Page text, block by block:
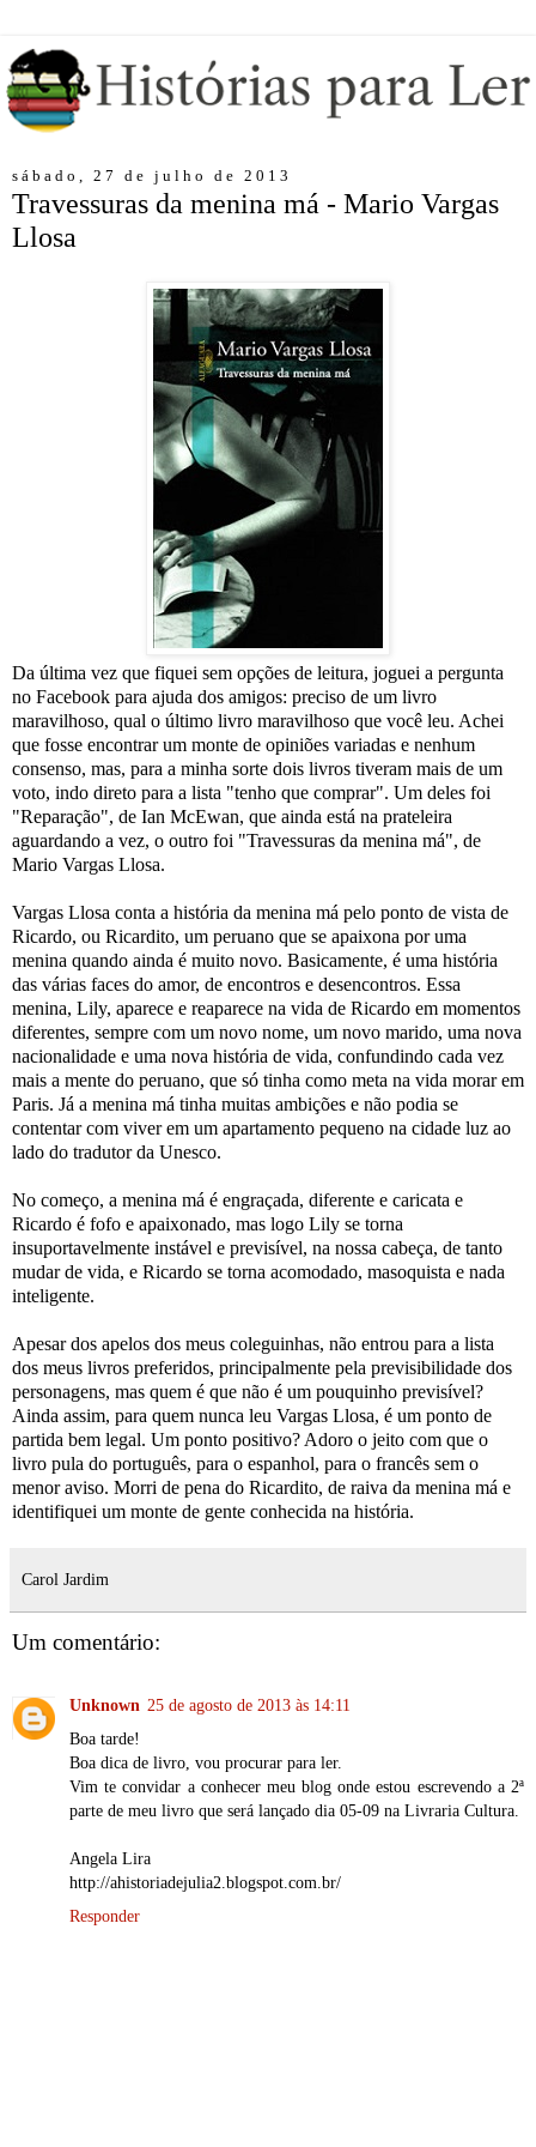
sábado, 27 de julho de 2013
Travessuras da menina má - Mario Vargas
Llosa
Da última vez que fiquei sem opções de leitura, joguei a pergunta
no Facebook para ajuda dos amigos: preciso de um livro
maravilhoso, qual o último livro maravilhoso que você leu. Achei
que fosse encontrar um monte de opiniões variadas e nenhum
consenso, mas, para a minha sorte dois livros tiveram mais de um
voto, indo direto para a lista "tenho que comprar". Um deles foi
"Reparação", de Ian McEwan, que ainda está na prateleira
aguardando a vez, o outro foi "Travessuras da menina má", de
Mario Vargas Llosa.
Vargas Llosa conta a história da menina má pelo ponto de vista de
Ricardo, ou Ricardito, um peruano que se apaixona por uma
menina quando ainda é muito novo. Basicamente, é uma história
das várias faces do amor, de encontros e desencontros. Essa
menina, Lily, aparece e reaparece na vida de Ricardo em momentos
diferentes, sempre com um novo nome, um novo marido, uma nova
nacionalidade e uma nova história de vida, confundindo cada vez
mais a mente do peruano, que só tinha como meta na vida morar em
Paris. Já a menina má tinha muitas ambições e não podia se
contentar com viver em um apartamento pequeno na cidade luz ao
lado do tradutor da Unesco.
No começo, a menina má é engraçada, diferente e caricata e
Ricardo é fofo e apaixonado, mas logo Lily se torna
insuportavelmente instável e previsível, na nossa cabeça, de tanto
mudar de vida, e Ricardo se torna acomodado, masoquista e nada
inteligente.
Apesar dos apelos dos meus coleguinhas, não entrou para a lista
dos meus livros preferidos, principalmente pela previsibilidade dos
personagens, mas quem é que não é um pouquinho previsível?
Ainda assim, para quem nunca leu Vargas Llosa, é um ponto de
partida bem legal. Um ponto positivo? Adoro o jeito com que o
livro pula do português, para o espanhol, para o francês sem o
menor aviso. Morri de pena do Ricardito, de raiva da menina má e
identifiquei um monte de gente conhecida na história.
Carol Jardim
Um comentário:
Unknown 25 de agosto de 2013 às 14:11
Boa tarde!
Boa dica de livro, vou procurar para ler.
Vim te convidar a conhecer meu blog onde estou escrevendo a 2ª
parte de meu livro que será lançado dia 05-09 na Livraria Cultura.
Angela Lira
http://ahistoriadejulia2.blogspot.com.br/
Responder